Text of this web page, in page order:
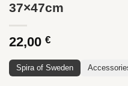
37×47cm
22,00 €
Spira of Sweden